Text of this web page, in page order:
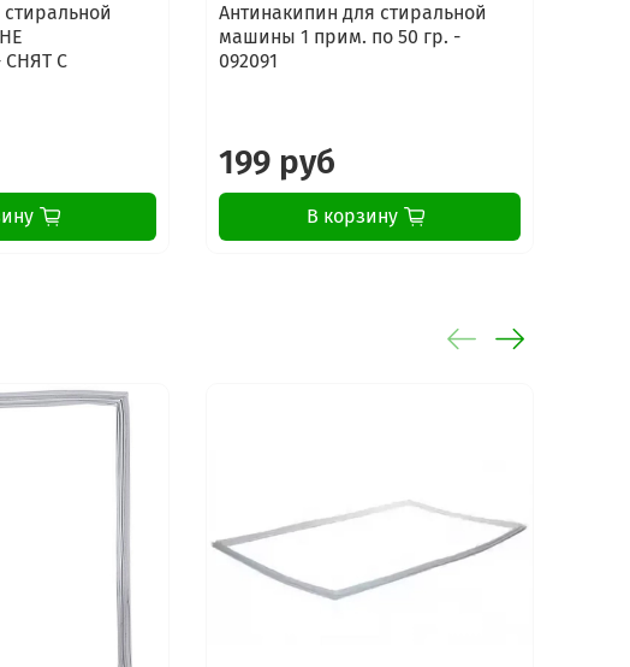
СНЯТ С
Антинакипин для стиральной
машины 1 прим. по 50 гр. -
092091
199 руб
В корзину